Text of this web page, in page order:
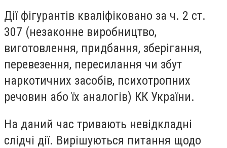
Дії фігурантів кваліфіковано за ч. 2 ст.
307 (незаконне виробництво,
виготовлення, придбання, зберігання,
перевезення, пересилання чи збут
наркотичних засобів, психотропних
речовин або їх аналогів) КК України.
На даний час тривають невідкладні
слідчі дії. Вирішуються питання щодо